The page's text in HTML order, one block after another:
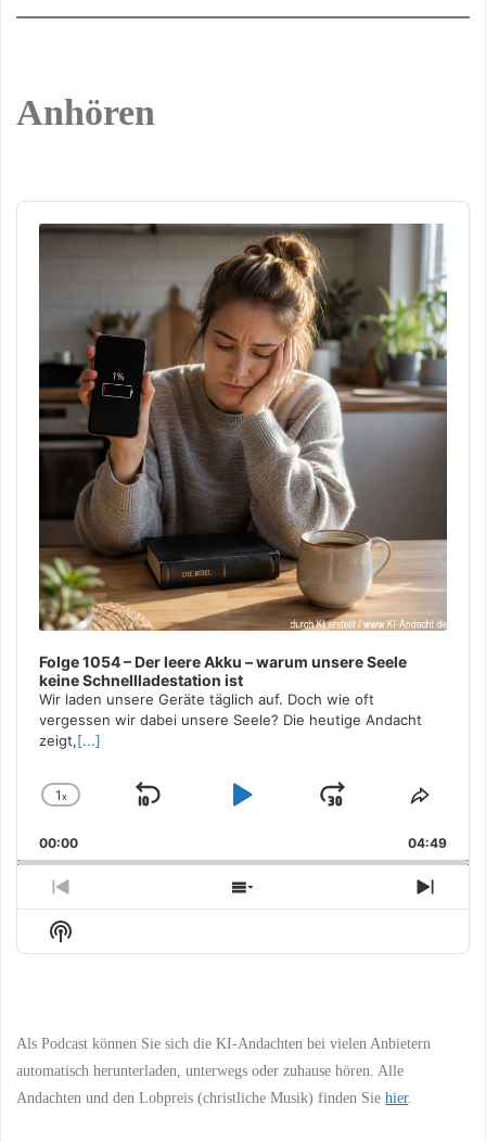
Anhören
Audio
Player
Folge 1054 – Der leere Akku – warum unsere Seele
keine Schnellladestation ist
Wir laden unsere Geräte täglich auf. Doch wie oft
vergessen wir dabei unsere Seele? Die heutige Andacht
zeigt,[...]
Change
Rate
1x
Skip
Play
Jump
Forward
Share
00:00 04:49
Previous
Episode
Show
Episodes
Next
Show
Podcast
Als Podcast können Sie sich die KI-Andachten bei vielen Anbietern
automatisch herunterladen, unterwegs oder zuhause hören. Alle
Andachten und den Lobpreis (christliche Musik) finden Siehier.